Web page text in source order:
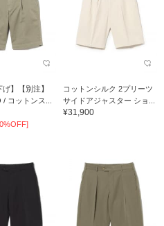
げ】【別注】
コットンス...
コットンシルク 2プリーツ
サイドアジャスター ショ...
¥31,900